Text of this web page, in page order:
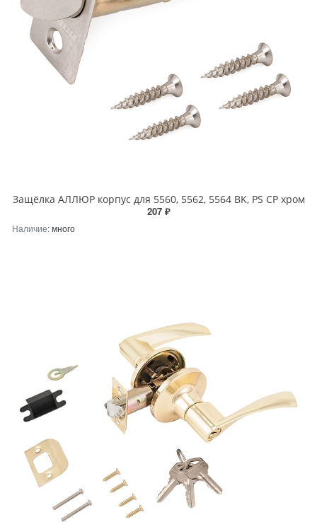
Защёлка АЛЛЮР корпус для 5560, 5562, 5564 BK, PS CP хром
207 ₽
Наличие:много